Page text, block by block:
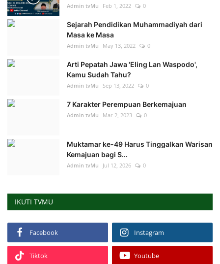
Admin tvMu Feb 1, 2022 0
Sejarah Pendidikan Muhammadiyah dari
Masa ke Masa
Admin tvMu May 13, 2022 0
Arti Pepatah Jawa 'Eling Lan Waspodo',
Kamu Sudah Tahu?
Admin tvMu Sep 13, 2022 0
7 Karakter Perempuan Berkemajuan
Admin tvMu Mar 2, 2023 0
Muktamar ke-49 Harus Tinggalkan Warisan
Kemajuan bagi S...
Admin tvMu Jul 12, 2026 0
IKUTI TVMU
Facebook Instagram
Tiktok Youtube